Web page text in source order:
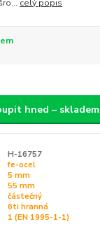
celý popis
hned – skladem
H-16757
fe-ocel
5 mm
55 mm
částečný
6ti hranná
1 (EN 1995-1-1)